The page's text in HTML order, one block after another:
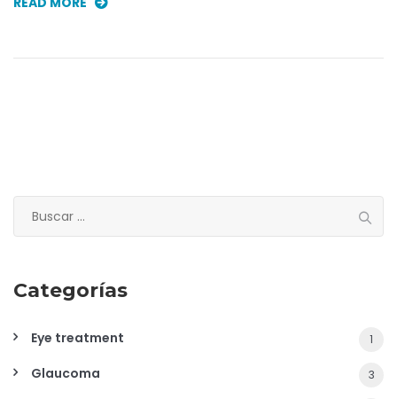
Categorías
Eye treatment 1
Glaucoma 3